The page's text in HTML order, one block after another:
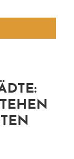
W
L
S